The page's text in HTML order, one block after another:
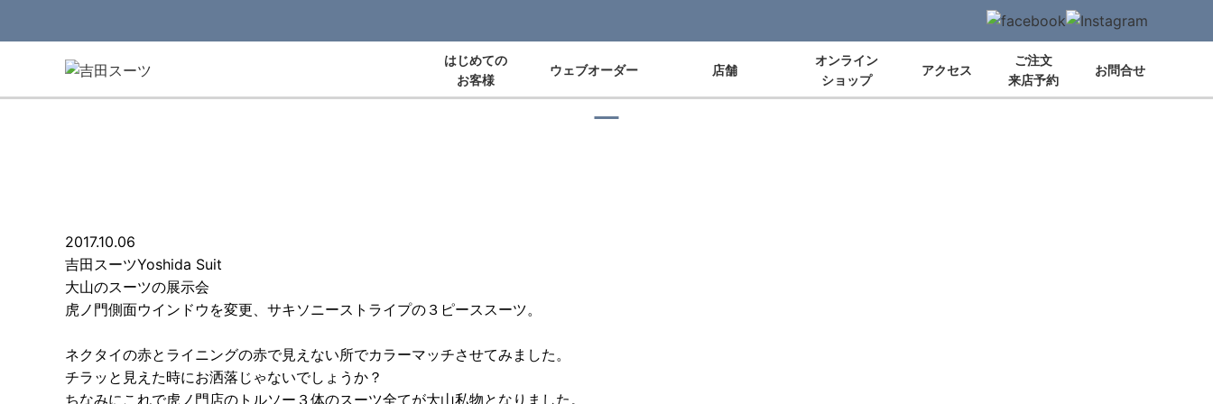
はじめての
お客様
ウェブオーダー 店舗
オンライン
ショップ
アクセス
ご注文
来店予約
お問合せ
HOME 大山のスーツの展示会
ブログ
2017.10.06
吉田スーツYoshida Suit
大山のスーツの展示会
虎ノ門側面ウインドウを変更、サキソニーストライプの３ピーススーツ。
ネクタイの赤とライニングの赤で見えない所でカラーマッチさせてみました。
チラッと見えた時にお洒落じゃないでしょうか？
ちなみにこれで虎ノ門店のトルソー３体のスーツ全てが大山私物となりました。